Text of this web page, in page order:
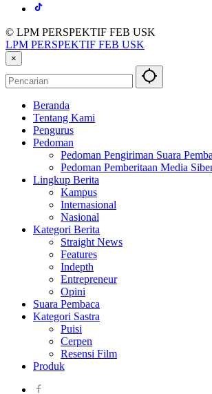
© LPM PERSPEKTIF FEB USK
LPM PERSPEKTIF FEB USK
×
Beranda
Tentang Kami
Pengurus
Pedoman
Pedoman Pengiriman Suara
Pedoman Pemberitaan Media
Lingkup Berita
Kampus
Internasional
Nasional
Kategori Berita
Straight News
Features
Indepth
Entrepreneur
Opini
Suara Pembaca
Kategori Sastra
Puisi
Cerpen
Resensi Film
Produk